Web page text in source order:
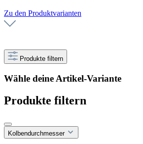
Zu den Produktvarianten
Produkte filtern
Wähle deine Artikel-Variante
Produkte filtern
Kolbendurchmesser